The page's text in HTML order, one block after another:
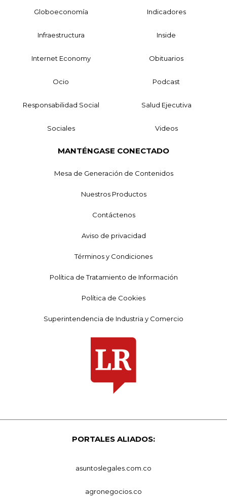
Globoeconomía Indicadores
Infraestructura Inside
Internet Economy Obituarios
Ocio Podcast
Responsabilidad Social Salud Ejecutiva
Sociales Videos
MANTÉNGASE CONECTADO
Mesa de Generación de Contenidos
Nuestros Productos
Contáctenos
Aviso de privacidad
Términos y Condiciones
Política de Tratamiento de Información
Política de Cookies
Superintendencia de Industria y Comercio
PORTALES ALIADOS:
asuntoslegales.com.co
agronegocios.co